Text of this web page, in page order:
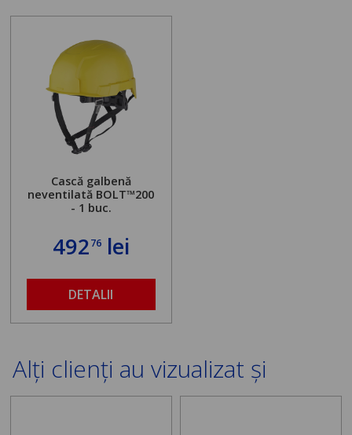
Cască galbenă
neventilată BOLT™200
- 1 buc.
49276lei
DETALII
Alți clienți au vizualizat și